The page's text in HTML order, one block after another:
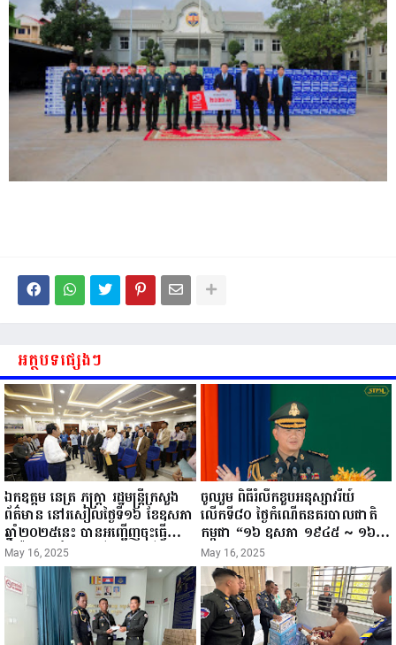
អត្ថបទផ្សេងៗ
ឯកឧត្តម នេត្រ ភក្ត្រា រដ្ឋមន្ត្រីក្រសួង
ព័ត៌មាន នៅរសៀលថ្ងៃទី១៦ ខែឧសភា
ឆ្នាំ២០២៥នេះ បានអញ្ជើញចុះធ្វើ
ជំរឿនថ្នាក់ដឹកនាំមន្ត្រីរាជការស៉ីវិល នៃ
ក្រសួងព័ត៌មាន...
May 16, 2025
ចូលរួម ពិធីរំលឹកខួបអនុស្សាវរីយ៍
លើកទី៨០ ថ្ងៃកំណើតនគរបាលជាតិ
កម្ពុជា “១៦ ឧសភា ១៩៤៥ ~ ១៦
ឧសភា ២០២៥”...
May 16, 2025